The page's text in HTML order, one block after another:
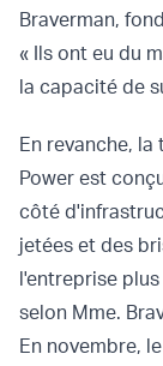
Braverman,
« Ils ont eu du
la capacité de
En revanche,
Power est
côté
jetées et des
l'entreprise
selon Mme.
En novembre,